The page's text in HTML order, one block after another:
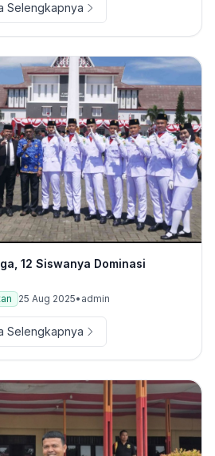
Selengkapnya
12 Siswanya Dominasi
25 Aug 2025• admin
Selengkapnya